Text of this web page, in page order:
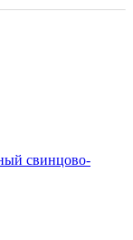
свинцово-